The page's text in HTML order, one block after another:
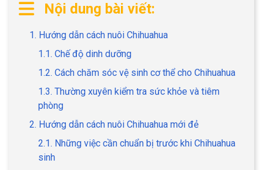
GIỚI THIỆU
Nội dung bài viết:
1. Hướng dẫn cách nuôi Chihuahua
1.1. Chế độ dinh dưỡng
1.2. Cách chăm sóc vệ sinh cơ thể cho Chihuahua
1.3. Thường xuyên kiểm tra sức khỏe và tiêm
phòng
2. Hướng dẫn cách nuôi Chihuahua mới đẻ
2.1. Những việc cần chuẩn bị trước khi Chihuahua
sinh